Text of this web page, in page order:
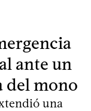
ante un
del mono
una